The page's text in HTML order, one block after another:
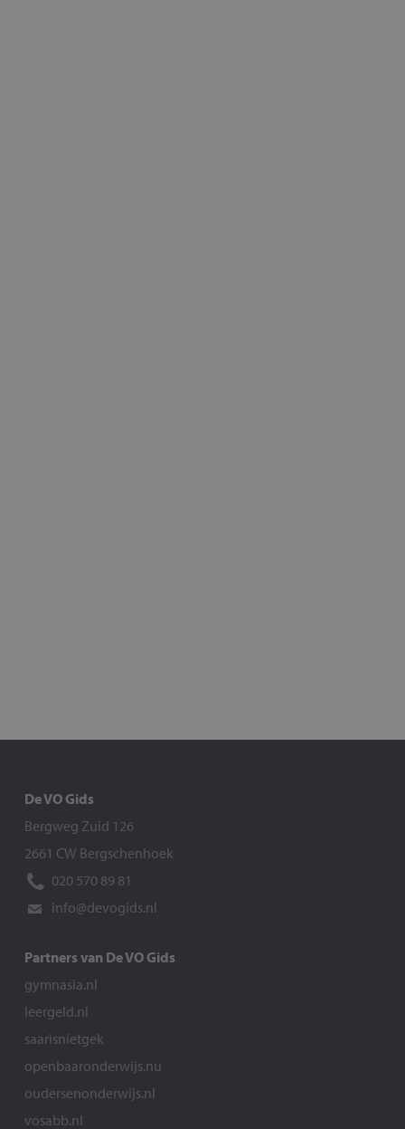
De VO Gids
Bergweg Zuid 126
2661 CW Bergschenhoek
020 570 89 81
info@devogids.nl
Partners van De VO Gids
gymnasia.nl
leergeld.nl
saarisnietgek
openbaaronderwijs.nu
oudersenonderwijs.nl
vosabb.nl